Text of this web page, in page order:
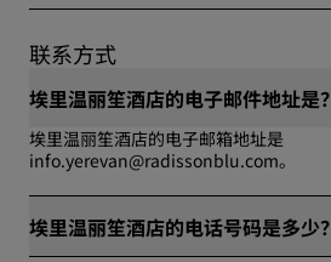
联系方式
埃里温丽笙酒店的电子邮件地址是？
埃里温丽笙酒店的电子邮箱地址是
info.yerevan@radissonblu.com。
埃里温丽笙酒店的电话号码是多少？